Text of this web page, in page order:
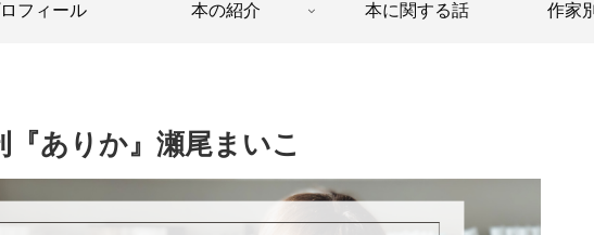
フィール 本の紹介 本に関する話 作家
『ありか』瀬尾まいこ